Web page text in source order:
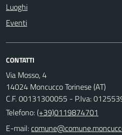
Luoghi
Eventi
CONTATTI
Via Mosso, 4
14024 Moncucco Torinese (AT)
C.F. 00131300055 - P.Iva:
Telefono:(+39)0119874701
E-mail: